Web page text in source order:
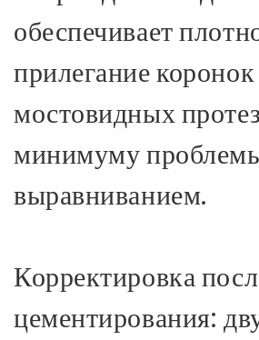
обеспечивает
прилегание
мостовидных
минимуму
выравниванием.
Корректировка
цементирования: